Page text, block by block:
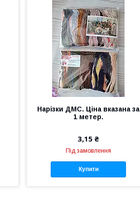
Нарізки ДМС. Ціна вказана за
1 метер.
3,15 ₴
Під замовлення
Купити